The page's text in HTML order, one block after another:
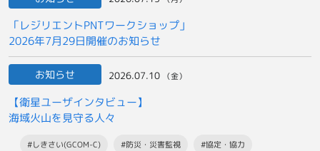
「レジリエントPNTワークショップ」
2026年7月29日開催のお知らせ
お知らせ 2026.07.10 （金）
【衛星ユーザインタビュー】
海域火山を見守る人々
#しきさい(GCOM-C) #防災・災害監視 #協定・協力